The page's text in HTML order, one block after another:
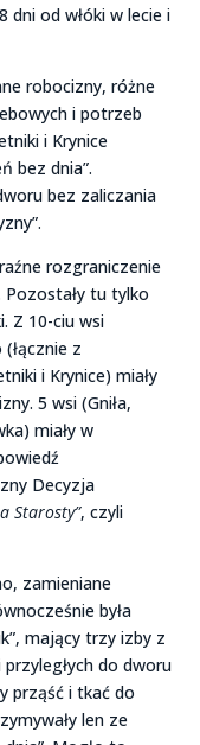
dni od włóki w lecie i
robocizny, różne
i potrzeb
i Krynice
bez dnia”.
bez zaliczania
rozgraniczenie
Pozostały tu tylko
Z 10-ciu wsi
z
i Krynice) miały
5 wsi (Gniła,
miały w
Decyzja
Starosty”, czyli
zamieniane
była
mający trzy izby z
do dworu
prząść i tkać do
len ze